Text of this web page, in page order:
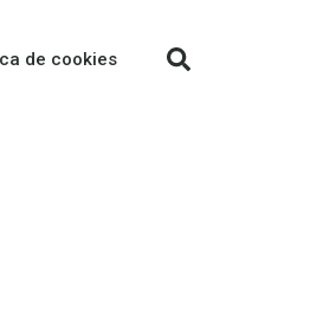
de cookies